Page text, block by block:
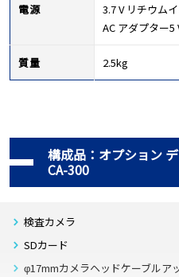
電源
3.7 V リチウム
AC アダプター5
質量 2.5kg
構成品：オプション
CA-300
検査カメラ
SDカード
φ17mmカメラヘッドケーブルア